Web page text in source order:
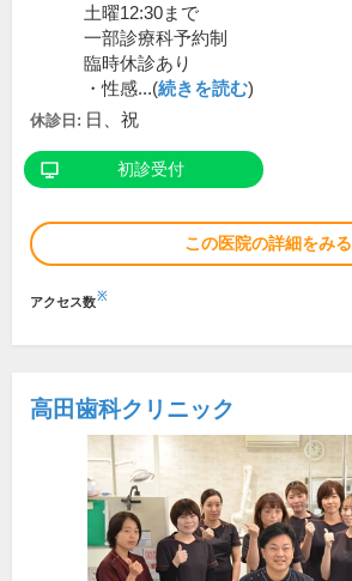
土曜12:30まで
一部診療科予約制
臨時休診あり
・性感...(続きを読む)
休診日: 日、祝
初診受付
この医院の詳細をみる
アクセス数※
高田歯科クリニック